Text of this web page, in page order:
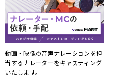
動画・映像の音声ナレーションを担
当するナレーターをキャスティング
いたします。